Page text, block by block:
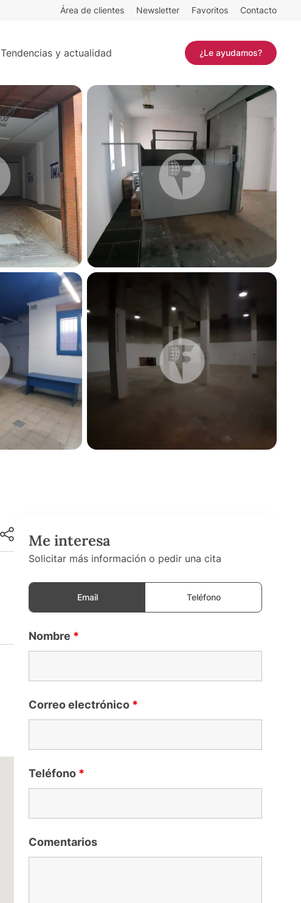
Área de clientes Newsletter Favoritos Contacto
Tendencias y actualidad ¿Le ayudamos?
Me interesa
Solicitar más información o pedir una cita
Email Teléfono
Nombre *
Correo electrónico *
Teléfono *
Comentarios